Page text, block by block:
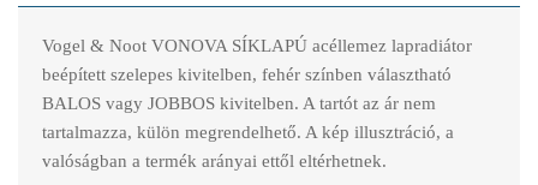
Vogel & Noot VONOVA SÍKLAPÚ acéllemez lapradiátor
beépített szelepes kivitelben, fehér színben választható
BALOS vagy JOBBOS kivitelben. A tartót az ár nem
tartalmazza, külön megrendelhető. A kép illusztráció, a
valóságban a termék arányai ettől eltérhetnek.